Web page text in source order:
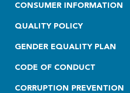
CONSUMER INFORMATION
QUALITY POLICY
GENDER EQUALITY PLAN
CODE OF CONDUCT
CORRUPTION PREVENTION